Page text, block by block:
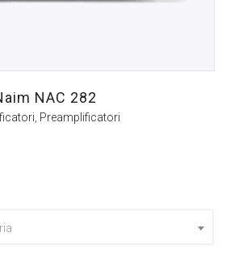
NAC 282
Preamplificatori